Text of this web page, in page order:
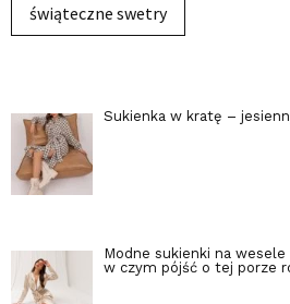
świąteczne swetry
Sukienka w kratę –
Modne sukienki na
w czym pójść o tej porze